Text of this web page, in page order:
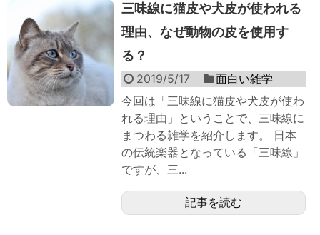
三味線に猫皮や犬皮が使われる
理由、なぜ動物の皮を使用す
る？
2019/5/17
面白い雑学
今回は「三味線に猫皮や犬皮が使わ
れる理由」ということで、三味線に
まつわる雑学を紹介します。 日本
の伝統楽器となっている「三味線」
ですが、三...
記事を読む